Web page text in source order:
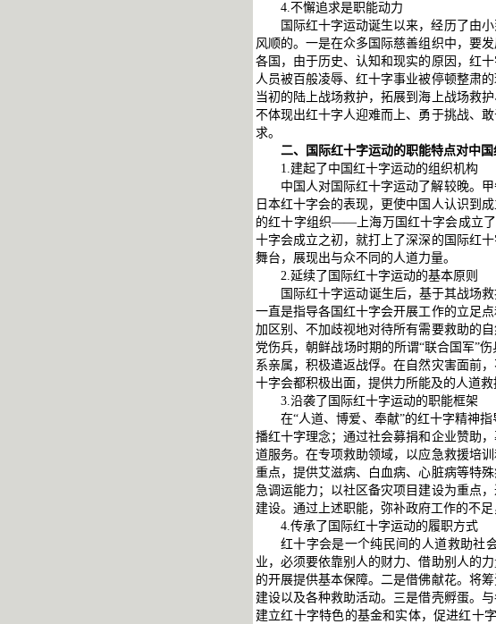
4.不懈追求是职能动力
国际红十字运动诞生以来，经历了由
风顺的。一是在众多国际慈善组织中，要
各国，由于历史、认知和现实的原因，红
人员被百般凌辱、红十字事业被停顿整肃
当初的陆上战场救护，拓展到海上战场救
不体现出红十字人迎难而上、勇于挑战、
求。
二、国际红十字运动的职能特点对中
1.建起了中国红十字运动的组织机构
中国人对国际红十字运动了解较晚。
日本红十字会的表现，更使中国人认识到
的红十字组织——上海万国红十字会成立
十字会成立之初，就打上了深深的国际红
舞台，展现出与众不同的人道力量。
2.延续了国际红十字运动的基本原则
国际红十字运动诞生后，基于其战场
一直是指导各国红十字会开展工作的立足
加区别、不加歧视地对待所有需要救助的
党伤兵，朝鲜战场时期的所谓“联合国军”
系亲属，积极遣返战俘。在自然灾害面前
十字会都积极出面，提供力所能及的人道救
3.沿袭了国际红十字运动的职能框架
在“人道、博爱、奉献”的红十字精神
播红十字理念；通过社会募捐和企业赞助
道服务。在专项救助领域，以应急救援培
重点，提供艾滋病、白血病、心脏病等特
急调运能力；以社区备灾项目建设为重点
建设。通过上述职能，弥补政府工作的不
4.传承了国际红十字运动的履职方式
红十字会是一个纯民间的人道救助社
业，必须要依靠别人的财力、借助别人的
的开展提供基本保障。二是借佛献花。将
建设以及各种救助活动。三是借壳孵蛋。
建立红十字特色的基金和实体，促进红十